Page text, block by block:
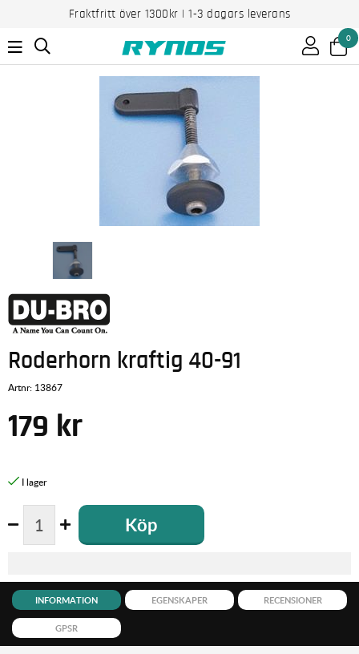
Fraktfritt över 1300kr | 1-3 dagars leverans
0
Roderhorn kraftig 40-91
Artnr: 13867
179 kr
Köp
INFORMATION EGENSKAPER RECENSIONER
GPSR